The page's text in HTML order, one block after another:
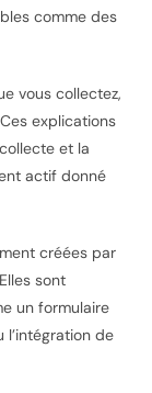
comme des
vous collectez,
explications
et la
actif donné
créées par
sont
un formulaire
l’intégration de